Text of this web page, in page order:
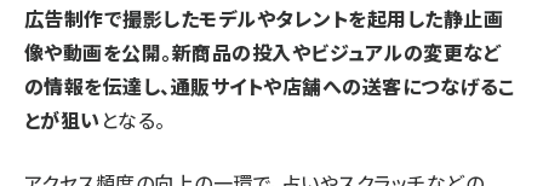
広告制作で撮影したモデルやタレントを起用した静止画
像や動画を公開。新商品の投入やビジュアルの変更など
の情報を伝達し、通販サイトや店舗への送客につなげるこ
とが狙い となる。